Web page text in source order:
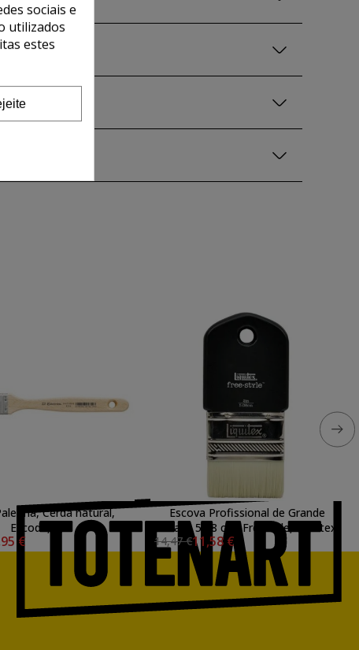
Cerda natural,
Escoda, 27
€
Escova Profissional de Grande
Escala, 5,08 cm, Freestyle, Liquitex
14,47 €11,58 €
sociais e
utilizados
estes